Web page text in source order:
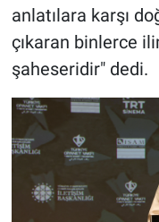
anlatılara karşı
çıkaran binlerce
şaheseridir" dedi.